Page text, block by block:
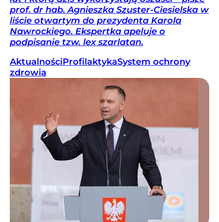
prof. dr hab. Agnieszka Szuster-Ciesielska w
liście otwartym do prezydenta Karola
Nawrockiego. Ekspertka apeluje o
podpisanie tzw. lex szarlatan.
AktualnościProfilaktykaSystem ochrony
zdrowia